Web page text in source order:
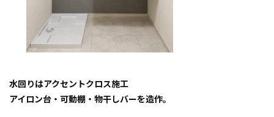
水回りはアクセントクロス施工
アイロン台・可動棚・物干しバーを造作。